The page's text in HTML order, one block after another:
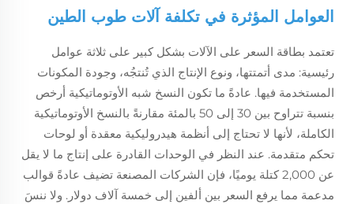
العوامل المؤثرة في تكلفة آلات طوب الطين
تعتمد بطاقة السعر على الآلات بشكل كبير على ثلاثة عوامل
رئيسية: مدى أتمتتها، ونوع الإنتاج الذي تُنتجُه، وجودة المكونات
المستخدمة فيها. عادةً ما تكون النسخ شبه الأوتوماتيكية أرخص
بنسبة تتراوح بين 30 إلى 50 بالمئة مقارنةً بالنسخ الأوتوماتيكية
الكاملة، لأنها لا تحتاج إلى أنظمة هيدروليكية معقدة أو لوحات
تحكم متقدمة. عند النظر في الوحدات القادرة على إنتاج ما لا يقل
عن 2,000 كتلة يوميًا، فإن الشركات المصنعة تضيف عادةً قوالب
مدعمة مما يرفع السعر بين ألفين إلى خمسة آلاف دولار. ولا ننسَ